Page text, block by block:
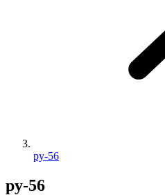
py-56
py-56